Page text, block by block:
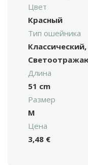
Цвет
Красный
Тип ошейника
Классический,
Длина
51 cm
Размер
M
Цена
3,48 €